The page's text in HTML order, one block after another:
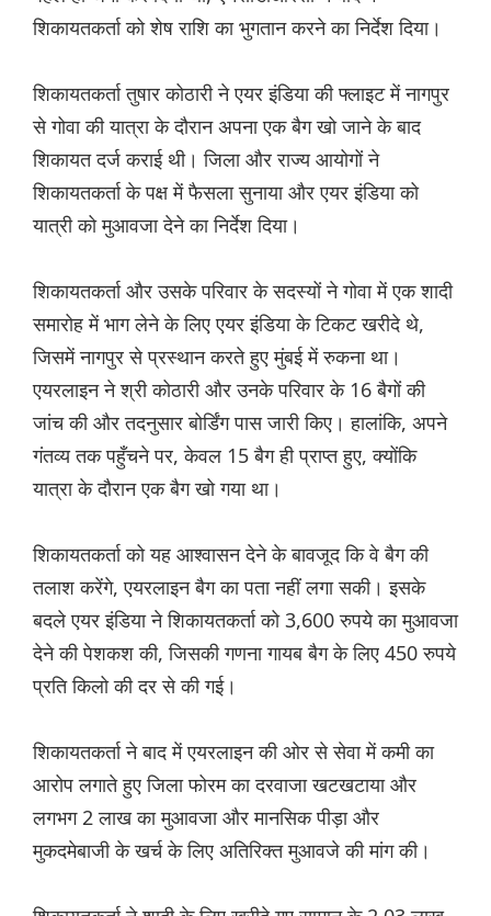
शिकायतकर्ता को शेष राशि का भुगतान करने का निर्देश दिया।
शिकायतकर्ता तुषार कोठारी ने एयर इंडिया की फ्लाइट में नागपुर
से गोवा की यात्रा के दौरान अपना एक बैग खो जाने के बाद
शिकायत दर्ज कराई थी। जिला और राज्य आयोगों ने
शिकायतकर्ता के पक्ष में फैसला सुनाया और एयर इंडिया को
यात्री को मुआवजा देने का निर्देश दिया।
शिकायतकर्ता और उसके परिवार के सदस्यों ने गोवा में एक शादी
समारोह में भाग लेने के लिए एयर इंडिया के टिकट खरीदे थे,
जिसमें नागपुर से प्रस्थान करते हुए मुंबई में रुकना था।
एयरलाइन ने श्री कोठारी और उनके परिवार के 16 बैगों की
जांच की और तदनुसार बोर्डिंग पास जारी किए। हालांकि, अपने
गंतव्य तक पहुँचने पर, केवल 15 बैग ही प्राप्त हुए, क्योंकि
यात्रा के दौरान एक बैग खो गया था।
शिकायतकर्ता को यह आश्वासन देने के बावजूद कि वे बैग की
तलाश करेंगे, एयरलाइन बैग का पता नहीं लगा सकी। इसके
बदले एयर इंडिया ने शिकायतकर्ता को 3,600 रुपये का मुआवजा
देने की पेशकश की, जिसकी गणना गायब बैग के लिए 450 रुपये
प्रति किलो की दर से की गई।
शिकायतकर्ता ने बाद में एयरलाइन की ओर से सेवा में कमी का
आरोप लगाते हुए जिला फोरम का दरवाजा खटखटाया और
लगभग 2 लाख का मुआवजा और मानसिक पीड़ा और
मुकदमेबाजी के खर्च के लिए अतिरिक्त मुआवजे की मांग की।